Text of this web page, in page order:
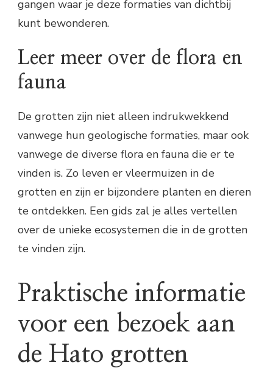
gangen waar je deze formaties van dichtbij
kunt bewonderen.
Leer meer over de flora en
fauna
De grotten zijn niet alleen indrukwekkend
vanwege hun geologische formaties, maar ook
vanwege de diverse flora en fauna die er te
vinden is. Zo leven er vleermuizen in de
grotten en zijn er bijzondere planten en dieren
te ontdekken. Een gids zal je alles vertellen
over de unieke ecosystemen die in de grotten
te vinden zijn.
Praktische informatie
voor een bezoek aan
de Hato grotten